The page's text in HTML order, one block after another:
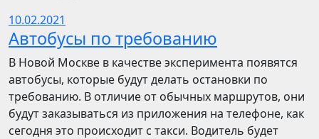
10.02.2021
Автобусы по требованию
В Новой Москве в качестве эксперимента появятся
автобусы, которые будут делать остановки по
требованию. В отличие от обычных маршрутов, они
будут заказываться из приложения на телефоне, как
сегодня это происходит с такси. Водитель будет